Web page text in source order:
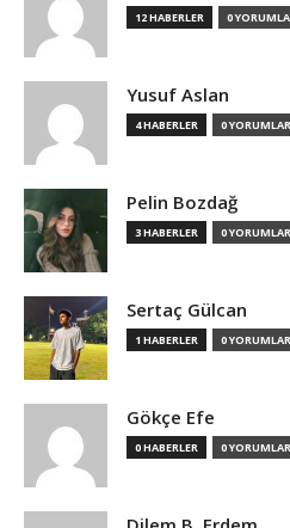
12 HABERLER 0
Yusuf Aslan
4 HABERLER 0 YORUMLAR
Pelin Bozdağ
3 HABERLER 0 YORUMLAR
Sertaç Gülcan
1 HABERLER 0 YORUMLAR
Gökçe Efe
0 HABERLER 0 YORUMLAR